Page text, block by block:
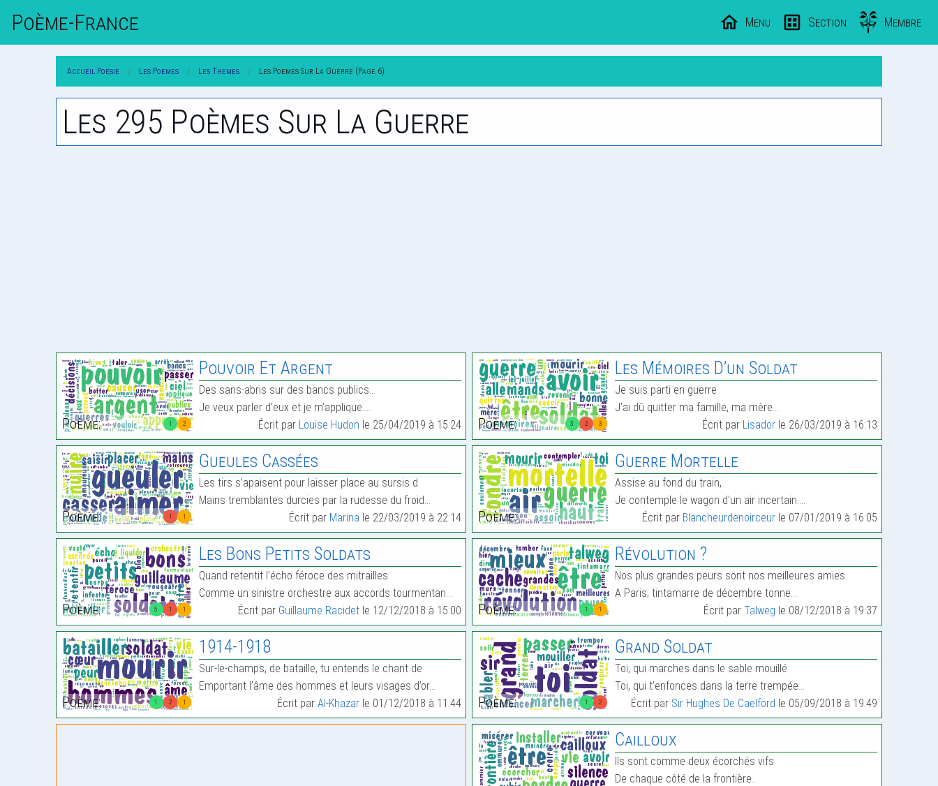
Poème-FrAnce Menu Section Membre
Accueil Poesie Les Poemes Les Themes Les Poemes Sur La Guerre (Page 6)
Les 295 Poèmes Sur La Guerre
1 2
Poème:
Pouvoir Et Argent
Des sans-abris sur des bancs publics…
Je veux parler d’eux et je m’applique.…
Écrit par Louise Hudon le 25/04/2019 à 15:24 3 2 3
Poème:
Les Mémoires D’un Soldat
Je suis parti en guerre
J’ai dû quitter ma famille, ma mère…
Écrit par Lisador le 26/03/2019 à 16:13
1 1
Poème:
Gueules Cassées
Les tirs s’apaisent pour laisser place au sursis d
Mains tremblantes durcies par la rudesse du froid…
Écrit par Marina le 22/03/2019 à 22:14 Poème:
Guerre Mortelle
Assise au fond du train,
Je contemple le wagon d’un air incertain.…
Écrit par Blancheurdenoirceur le 07/01/2019 à 16:05
5 1 1
Poème:
Les Bons Petits Soldats
Quand retentit l’écho féroce des mitrailles
Comme un sinistre orchestre aux accords tourmentan…
Écrit par Guillaume Racidet le 12/12/2018 à 15:00 1 1
Poème:
Révolution ?
Nos plus grandes peurs sont nos meilleures amies.
A Paris, tintamarre de décembre tonne…
Écrit parTalweg le 08/12/2018 à 19:37
1 2 1
Poème:
1914-1918
Sur-le-champs, de bataille, tu entends le chant de
Emportant l’âme des hommes et leurs visages d’or…
Écrit parAl-Khazar le 01/12/2018 à 11:44 1 2
Poème:
Grand Soldat
Toi, qui marches dans le sable mouillé
Toi, qui t’enfonces dans la terre trempée…
Écrit par Sir Hughes De Caelford le 05/09/2018 à 19:49
Cailloux
Ils sont comme deux écorchés vifs
De chaque côté de la frontière…